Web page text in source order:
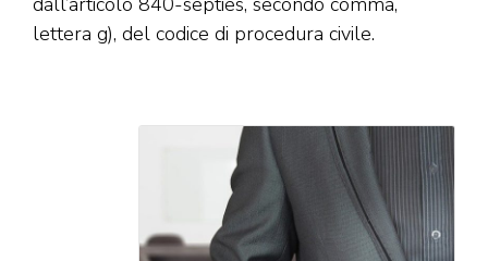
lettera g), del codice di procedura civile.